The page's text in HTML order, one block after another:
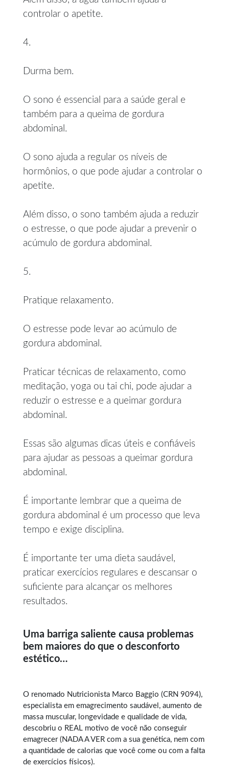
controlar o apetite.
4.
Durma bem.
O sono é essencial para a saúde geral e
também para a queima de gordura
abdominal.
O sono ajuda a regular os níveis de
hormônios, o que pode ajudar a controlar o
apetite.
Além disso, o sono também ajuda a reduzir
o estresse, o que pode ajudar a prevenir o
acúmulo de gordura abdominal.
5.
Pratique relaxamento.
O estresse pode levar ao acúmulo de
gordura abdominal.
Praticar técnicas de relaxamento, como
meditação, yoga ou tai chi, pode ajudar a
reduzir o estresse e a queimar gordura
abdominal.
Essas são algumas dicas úteis e confiáveis
para ajudar as pessoas a queimar gordura
abdominal.
É importante lembrar que a queima de
gordura abdominal é um processo que leva
tempo e exige disciplina.
É importante ter uma dieta saudável,
praticar exercícios regulares e descansar o
suficiente para alcançar os melhores
resultados.
Uma barriga saliente causa problemas
bem maiores do que o desconforto
estético…
O renomado Nutricionista Marco Baggio (CRN 9094),
especialista em emagrecimento saudável , aumento de
massa muscular, longevidade e qualidade de vida,
descobriu o REAL motivo de você não conseguir
emagrecer (NADA A VER com a sua genética, nem com
a quantidade de calorias que você come ou com a falta
de exercícios físicos).